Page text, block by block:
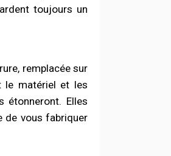
toujours un
remplacée sur
le matériel et les
étonneront. Elles
de vous fabriquer